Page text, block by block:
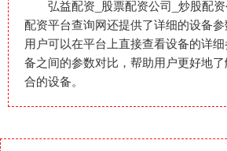
弘益配资_股票配资公司_炒股配
配资平台查询网还提供了详细的设备参
用户可以在平台上直接查看设备的详
备之间的参数对比，帮助用户更好地
合的设备。